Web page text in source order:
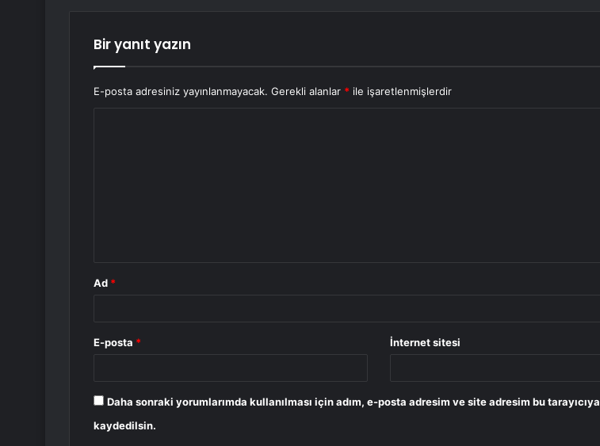
Bir yanıt yazın
E-posta adresiniz yayınlanmayacak. Gerekli alanlar * ile işaretlenmişlerdir
Ad *
E-posta * İnternet sitesi
Daha sonraki yorumlarımda kullanılması için adım, e-posta adresim ve site adresim bu tarayıcıya
kaydedilsin.